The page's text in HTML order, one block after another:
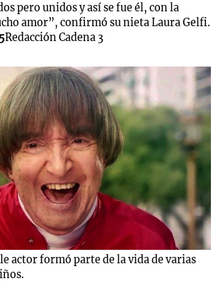
pero unidos y así se fue él, con la
amor”, confirmó su nieta Laura Gelfi.
Redacción Cadena 3
actor formó parte de la vida de varias